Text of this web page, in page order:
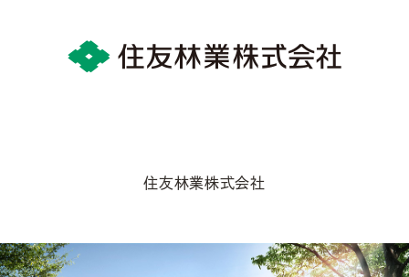
モデルハウスを探す
住友林業株式会社